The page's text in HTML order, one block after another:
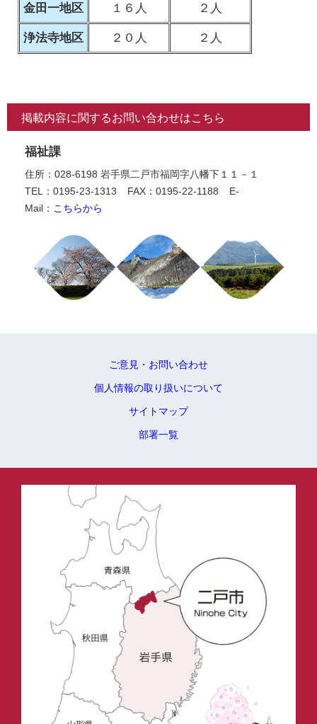
金田一地区 １６人 ２人
浄法寺地区 ２０人 ２人
掲載内容に関するお問い合わせはこちら
福祉課
住所：028-6198 岩手県二戸市福岡字八幡下１１－１
TEL：0195-23-1313
FAX：0195-22-1188
E-
Mail： こちらから
ご意見・お問い合わせ
個人情報の取り扱いについて
サイトマップ
部署一覧